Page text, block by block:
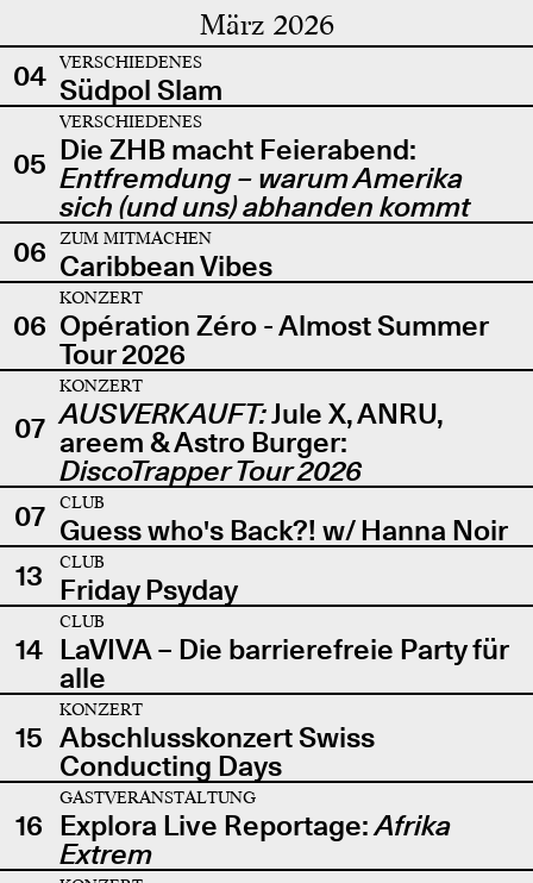
März 2026
04 VERSCHIEDENES
Südpol Slam
05
VERSCHIEDENES
Die ZHB macht Feierabend:
Entfremdung – warum Amerika
sich (und uns) abhanden kommt
06
ZUM MITMACHEN
Caribbean Vibes
06
KONZERT
Opération Zéro - Almost Summer
Tour 2026
07
KONZERT
AUSVERKAUFT:Jule X, ANRU,
areem & Astro Burger:
DiscoTrapper Tour 2026
07
CLUB
Guess who's Back?! w/ Hanna Noir
13
CLUB
Friday Psyday
14
CLUB
LaVIVA – Die barrierefreie Party für
alle
15
KONZERT
Abschlusskonzert Swiss
Conducting Days
16
GASTVERANSTALTUNG
Explora Live Reportage:Afrika
Extrem